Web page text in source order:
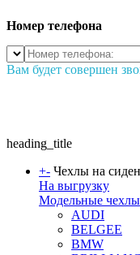
Номер телефона
Вам будет совершен
heading_title
+- Чехлы на
На выгрузку
Модельные чехлы
AUDI
BELGEE
BMW